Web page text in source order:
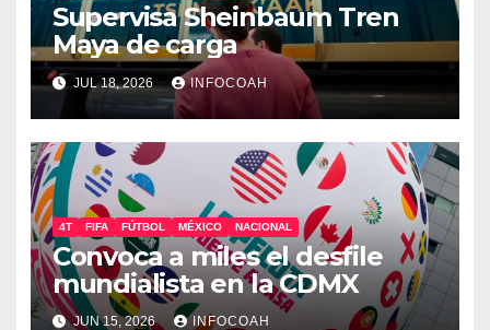
Supervisa Sheinbaum Tren
Maya de carga
JUL 18, 2026 INFOCOAH
4T FIFA FÚTBOL MÉXICO NACIONAL
Convoca a miles el desfile
mundialista en la CDMX
JUN 15, 2026 INFOCOAH